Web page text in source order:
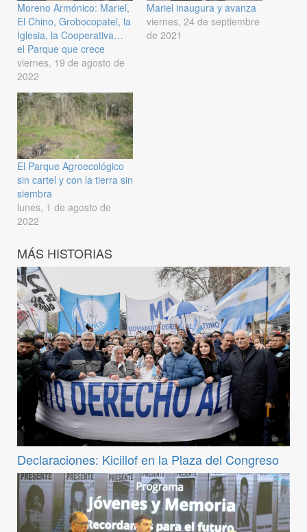
Moreno Armónico: Mariel,
El Chino, Grobocopatel, la
Iglesia, la Cooperativa…
el Parque que crece
viernes, 19 de agosto de
2022
Mariel inaugura y avanza
viernes, 24 de septiembre
de 2021
El Parque Agroecológico
sin cartel y con la tierra sin
siembra
lunes, 1 de agosto de
2022
MÁS HISTORIAS
Declaraciones: Kicillof en la Plaza del Congreso